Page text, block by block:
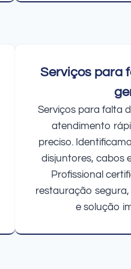
Serviços para
Serviços para falta
atendimento
preciso.
disjuntores, cabos
Profissional
restauração
e solução